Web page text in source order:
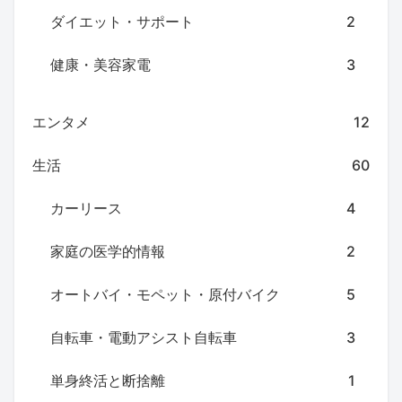
ダイエット・サポート 2
健康・美容家電 3
エンタメ 12
生活 60
カーリース 4
家庭の医学的情報 2
オートバイ・モペット・原付バイク 5
自転車・電動アシスト自転車 3
単身終活と断捨離 1